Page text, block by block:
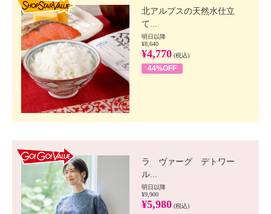
北アルプスの天然水仕立
て...
明日以降
¥8,640
¥4,770 (税込)
44%OFF
ラ ヴァーグ デトワー
ル...
明日以降
¥9,900
¥5,980 (税込)